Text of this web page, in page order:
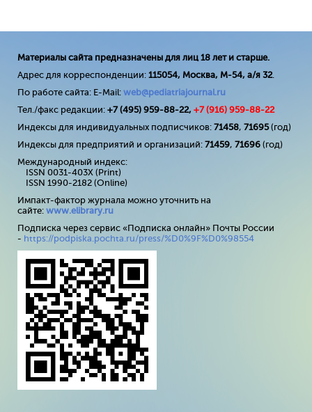
Материалы сайта предназначены для лиц 18 лет и старше.
Адрес для корреспонденции: 115054, Москва, М-54, а/я 32.
По работе сайта: E-Mail: web@pediatriajournal.ru
Тел./факс редакции: +7 (495) 959-88-22, +7 (916) 959-88-22
Индексы для индивидуальных подписчиков: 71458, 71695(год)
Индексы для предприятий и организаций: 71459, 71696 (год)
Международный индекс:
ISSN 0031-403X (Print)
ISSN 1990-2182 (Online)
Импакт-фактор журнала можно уточнить на
сайте: www.elibrary.ru
Подписка через сервис «Подписка онлайн» Почты России
- https://podpiska.pochta.ru/press/%D0%9F%D0%98554